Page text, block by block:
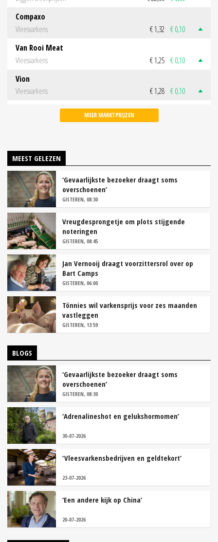
Compaxo
Vleesvarkens
€ 1,32 € 0,10
Van Rooi Meat
Vleesvarkens
€ 1,25 € 0,10
Vion
Vleesvarkens
€ 1,28 € 0,10
MEER MARKTPRIJZEN
MEEST GELEZEN
‘Gevaarlijkste bezoeker draagt soms
overschoenen’
GISTEREN, 08:30
Vreugdesprongetje om plots stijgende
noteringen
GISTEREN, 08:45
Jan Vernooij draagt voorzittersrol over op
Bart Camps
GISTEREN, 06:00
Tönnies wil varkensprijs voor zes maanden
vastleggen
GISTEREN, 13:59
BLOGS
‘Gevaarlijkste bezoeker draagt soms
overschoenen’
GISTEREN, 08:30
‘Adrenalineshot en gelukshormomen’
30-07-2026
‘Vleesvarkensbedrijven en geldtekort’
23-07-2026
‘Een andere kijk op China’
20-07-2026